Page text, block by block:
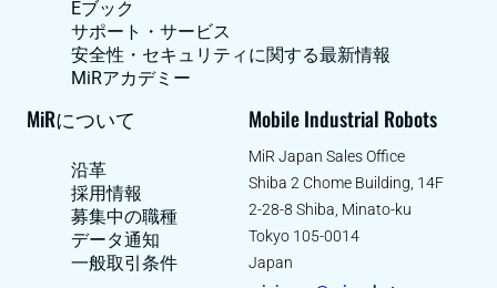
Eブック
サポート・サービス
安全性・セキュリティに関する最新情報
MiRアカデミー
MiRについて
沿革
採用情報
募集中の職種
データ通知
一般取引条件
Mobile Industrial Robots
MiR Japan Sales Office
Shiba 2 Chome Building, 14F
2-28-8 Shiba, Minato-ku
Tokyo 105-0014
Japan